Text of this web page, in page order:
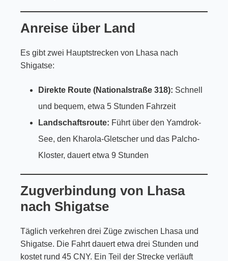
Anreise über Land
Es gibt zwei Hauptstrecken von Lhasa nach
Shigatse:
Direkte Route (Nationalstraße 318): Schnell
und bequem, etwa 5 Stunden Fahrzeit
Landschaftsroute: Führt über den Yamdrok-
See, den Kharola-Gletscher und das Palcho-
Kloster, dauert etwa 9 Stunden
Zugverbindung von Lhasa
nach Shigatse
Täglich verkehren drei Züge zwischen Lhasa und
Shigatse. Die Fahrt dauert etwa drei Stunden und
kostet rund 45 CNY. Ein Teil der Strecke verläuft